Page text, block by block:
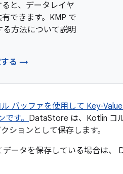
と、データレイヤ
できます。KMP で
方法について説明
する →
バッファを使用して Key-
す。 DataStore は、Kotlin コ
ションとして保存します。
データを保存している場合は